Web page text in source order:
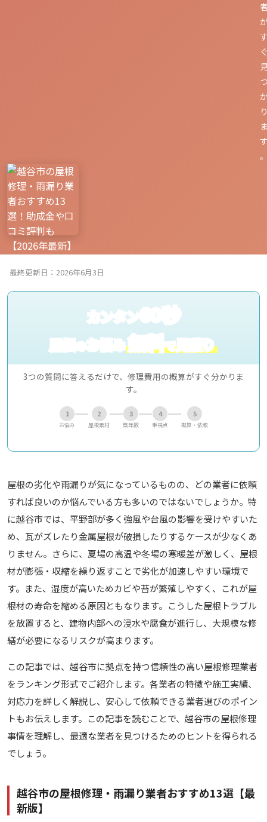
最終更新日：2026年6月3日
カンタン60秒
屋根のお悩み無料で見積り
3つの質問に答えるだけで、修理費用の概算がすぐ分かりま
す。
1
お悩み
2
屋根素材
3
築年数
4
重視点
5
概算・依頼
屋根の劣化や雨漏りが気になっているものの、どの業者に依頼
すれば良いのか悩んでいる方も多いのではないでしょうか。特
に越谷市では、平野部が多く強風や台風の影響を受けやすいた
め、瓦がズレたり金属屋根が破損したりするケースが少なくあ
りません。さらに、夏場の高温や冬場の寒暖差が激しく、屋根
材が膨張・収縮を繰り返すことで劣化が加速しやすい環境で
す。また、湿度が高いためカビや苔が繁殖しやすく、これが屋
根材の寿命を縮める原因ともなります。こうした屋根トラブル
を放置すると、建物内部への浸水や腐食が進行し、大規模な修
繕が必要になるリスクが高まります。
この記事では、越谷市に拠点を持つ信頼性の高い屋根修理業者
をランキング形式でご紹介します。各業者の特徴や施工実績、
対応力を詳しく解説し、安心して依頼できる業者選びのポイン
トもお伝えします。この記事を読むことで、越谷市の屋根修理
事情を理解し、最適な業者を見つけるためのヒントを得られる
でしょう。
越谷市の屋根修理・雨漏り業者おすすめ13選【最
新版】